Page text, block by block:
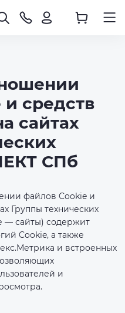
средств
сайтах
СПб
файлов Cookie и
Группы технических
— сайты) содержит
Cookie, а также
и встроенных
и